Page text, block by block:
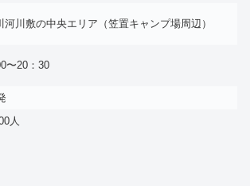
河川敷の中央エリア（笠置キャンプ場周辺）
〜20：30
人